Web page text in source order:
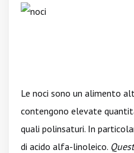
Le noci sono un alimento
contengono elevate
quali polinsaturi. In
di acido alfa-linoleico.